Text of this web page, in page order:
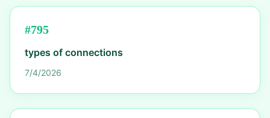
#795
types of connections
7/4/2026